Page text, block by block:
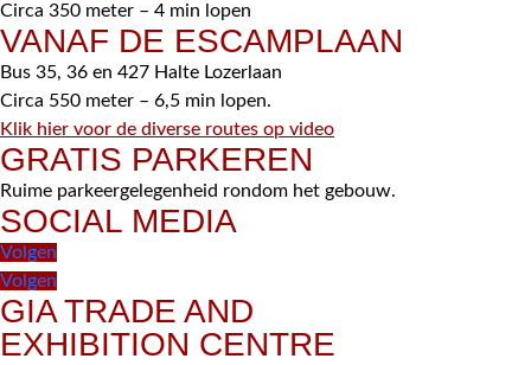
Circa 350 meter – 4 min lopen
VANAF DE ESCAMPLAAN
Bus 35, 36 en 427 Halte Lozerlaan
Circa 550 meter – 6,5 min lopen.
Klik hier voor de diverse routes op video
GRATIS PARKEREN
Ruime parkeergelegenheid rondom het gebouw.
SOCIAL MEDIA
Volgen
Volgen
GIA TRADE AND
EXHIBITION CENTRE